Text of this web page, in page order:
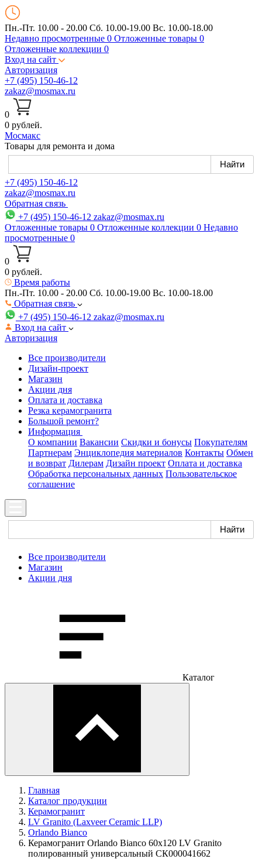
Пн.-Пт. 10.00 - 20.00 Сб. 10.00-19.00 Вс. 10.00-18.00
Недавно просмотренные 0 Отложенные товары 0
Отложенные коллекции 0
Вход на сайт
Авторизация
+7 (495) 150-46-12
zakaz@mosmax.ru
0
0 рублей.
Мосмакс
Товары для ремонта и дома
+7 (495) 150-46-12
zakaz@mosmax.ru
Обратная связь
+7 (495) 150-46-12 zakaz@mosmax.ru
Отложенные товары 0 Отложенные коллекции 0 Недавно
просмотренные 0
0
0 рублей.
Время работы
Пн.-Пт. 10.00 - 20.00 Сб. 10.00-19.00 Вс. 10.00-18.00
Обратная связь
+7 (495) 150-46-12 zakaz@mosmax.ru
Вход на сайт
Авторизация
Все производители
Дизайн-проект
Магазин
Акции дня
Оплата и доставка
Резка керамогранита
Большой ремонт?
Информация
О компании Вакансии Скидки и бонусы Покупателям
Партнерам Энциклопедия материалов Контакты Обмен
и возврат Дилерам Дизайн проект Оплата и доставка
Обработка персональных данных Пользовательское
соглашение
Все производители
Магазин
Акции дня
Каталог
Главная
Каталог продукции
Керамогранит
LV Granito (Laxveer Ceramic LLP)
Orlando Bianco
Керамогранит Orlando Bianco 60х120 LV Granito
полированный универсальный СК000041662